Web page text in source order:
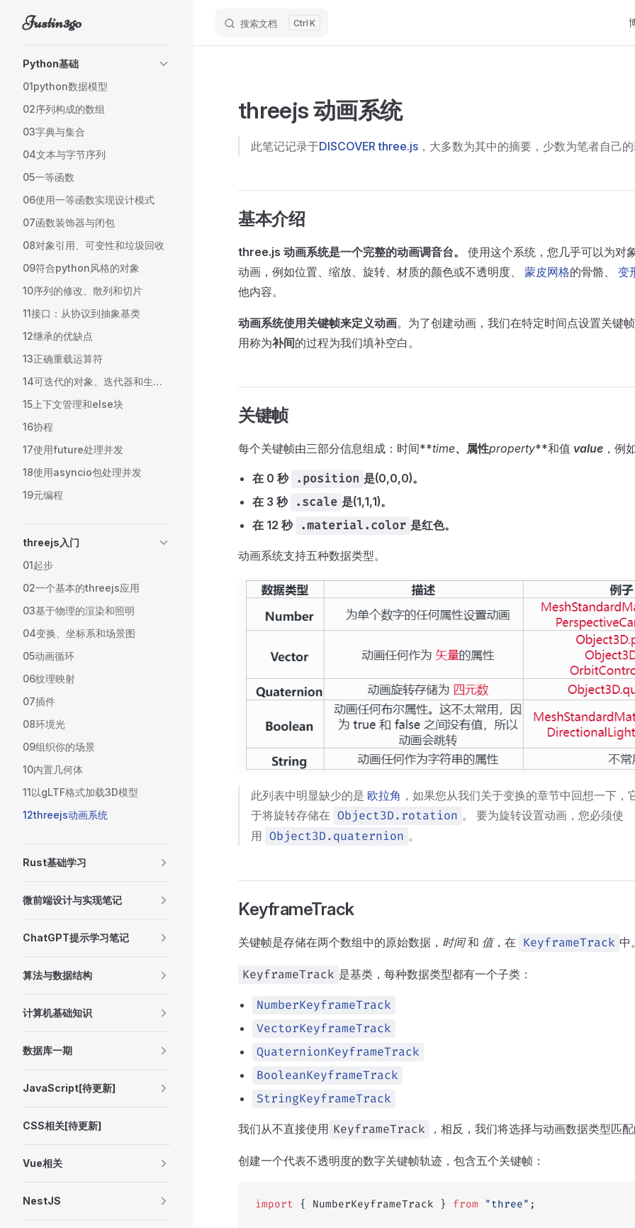
Skip to content
Justin3go 搜索文档 K
Python基础
01python数据模型
02序列构成的数组
03字典与集合
04文本与字节序列
05一等函数
06使用一等函数实现设计模式
07函数装饰器与闭包
08对象引用、可变性和垃圾回收
09符合python风格的对象
10序列的修改、散列和切片
11接口：从协议到抽象基类
12继承的优缺点
13正确重载运算符
14可迭代的对象、迭代器和生成器
15上下文管理和else块
16协程
17使用future处理并发
18使用asyncio包处理并发
19元编程
threejs入门
01起步
02一个基本的threejs应用
03基于物理的渲染和照明
04变换、坐标系和场景图
05动画循环
06纹理映射
07插件
08环境光
09组织你的场景
10内置几何体
11以gLTF格式加载3D模型
12threejs动画系统
Rust基础学习
微前端设计与实现笔记
ChatGPT提示学习笔记
算法与数据结构
计算机基础知识
数据库一期
JavaScript[待更新]
CSS相关[待更新]
Vue相关
NestJS
threejs 动画系统
此笔记记录于DISCOVER three.js ，大多数为其中的摘要，少数为笔者自己
基本介绍
three.js 动画系统是一个完整的动画调音台。
使用这个系统，您几乎可以为对
动画，例如位置、缩放、旋转、材质的颜色或不透明度、 蒙皮网格的骨骼、 变
他内容。
动画系统使用关键帧来定义动画。为了创建动画，我们在特定时间点设置关键
用称为补间的过程为我们填补空白。
关键帧
每个关键帧由三部分信息组成：时间**time、属性property**和值 value ，例
在 0 秒 .position 是(0,0,0)。
在 3 秒 .scale 是(1,1,1)。
在 12 秒 .material.color 是红色。
动画系统支持五种数据类型。
此列表中明显缺少的是 欧拉角 ，如果您从我们关于变换的章节中回想一下，
于将旋转存储在 Object3D.rotation 。 要为旋转设置动画，您必须使
用 Object3D.quaternion 。
KeyframeTrack
关键帧是存储在两个数组中的原始数据， 时间和 值，在 KeyframeTrack 中。
KeyframeTrack 是基类，每种数据类型都有一个子类：
NumberKeyframeTrack
VectorKeyframeTrack
QuaternionKeyframeTrack
BooleanKeyframeTrack
StringKeyframeTrack
我们从不直接使用 KeyframeTrack ，相反，我们将选择与动画数据类型匹配
创建一个代表不透明度的数字关键帧轨迹，包含五个关键帧：
import { NumberKeyframeTrack } from "three" ;